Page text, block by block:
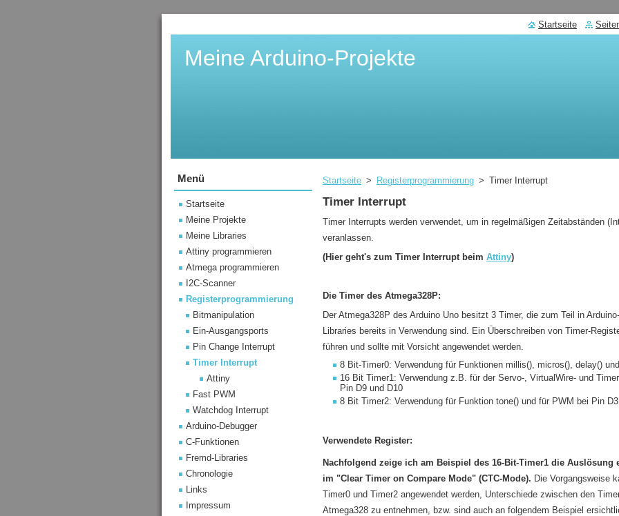
Meine Arduino-Projekte
Startseite > Registerprogrammierung > Timer Interrupt
Timer Interrupt
Timer Interrupts werden verwendet, um in regelmäßigen Zeitabständen
veranlassen.
(Hier geht's zum Timer Interrupt beim Attiny)
Die Timer des Atmega328P:
Der Atmega328P des Arduino Uno besitzt 3 Timer, die zum Teil in
Libraries bereits in Verwendung sind. Ein Überschreiben von Timer-
führen und sollte mit Vorsicht angewendet werden.
8 Bit-Timer0: Verwendung für Funktionen millis(), micros(), delay()
16 Bit Timer1: Verwendung z.B. für der Servo-, VirtualWire- und
Pin D9 und D10
8 Bit Timer2: Verwendung für Funktion tone() und für PWM bei Pin
Verwendete Register:
Nachfolgend zeige ich am Beispiel des 16-Bit-Timer1 die Auslösung
im "Clear Timer on Compare Mode" (CTC-Mode). Die Vorgangsweise
Timer0 und Timer2 angewendet werden, Unterschiede zwischen den
Atmega328 zu entnehmen, bzw. sind auch an folgendem Beispiel
Menü
Startseite
Meine Projekte
Meine Libraries
Attiny programmieren
Atmega programmieren
I2C-Scanner
Registerprogrammierung
Bitmanipulation
Ein-Ausgangsports
Pin Change Interrupt
Timer Interrupt
Attiny
Fast PWM
Watchdog Interrupt
Arduino-Debugger
C-Funktionen
Fremd-Libraries
Chronologie
Links
Impressum
Startseite